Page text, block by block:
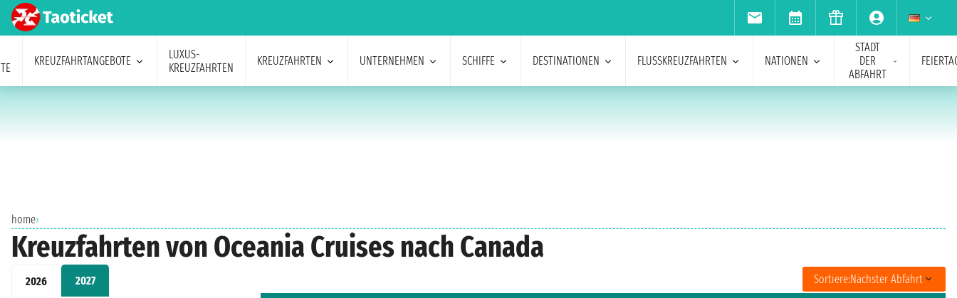
KREUZFAHRTANGEBOTE
LUXUS-
KREUZFAHRTEN
KREUZFAHRTEN UNTERNEHMEN SCHIFFE DESTINATIONEN FLUSSKREUZFAHRTEN NATIONEN
STADT
DER
ABFAHRT
home›
Kreuzfahrten von Oceania Cruises nach Canada
2026 2027 Sortiere:Nächster Abfahrt